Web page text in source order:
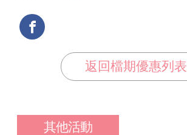
返回檔期優惠列表
其他活動